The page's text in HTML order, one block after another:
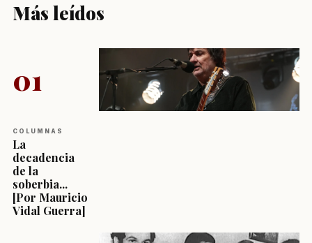
Más leídos
01
COLUMNAS
La
decadencia
de la
soberbia...
[Por Mauricio
Vidal Guerra]